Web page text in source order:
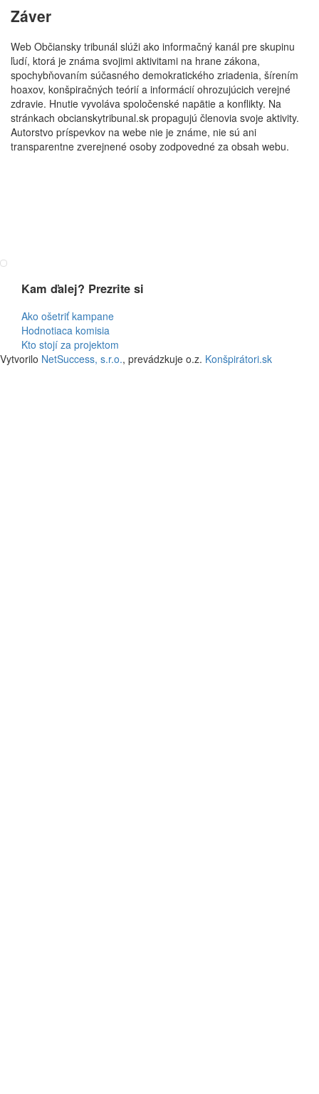
Záver
Web Občiansky tribunál slúži ako informačný kanál pre skupinu
ľudí, ktorá je známa svojimi aktivitami na hrane zákona,
spochybňovaním súčasného demokratického zriadenia, šírením
hoaxov, konšpiračných teórií a informácií ohrozujúcich verejné
zdravie. Hnutie vyvoláva spoločenské napätie a konflikty. Na
stránkach obcianskytribunal.sk propagujú členovia svoje aktivity.
Autorstvo príspevkov na webe nie je známe, nie sú ani
transparentne zverejnené osoby zodpovedné za obsah webu.
Kam ďalej? Prezrite si
Ako ošetriť kampane
Hodnotiaca komisia
Kto stojí za projektom
Vytvorilo NetSuccess, s.r.o., prevádzkuje o.z. Konšpirátori.sk